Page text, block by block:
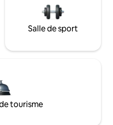
Salle de sport
tourisme